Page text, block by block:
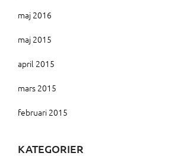
maj 2016
maj 2015
april 2015
mars 2015
februari 2015
KATEGORIER